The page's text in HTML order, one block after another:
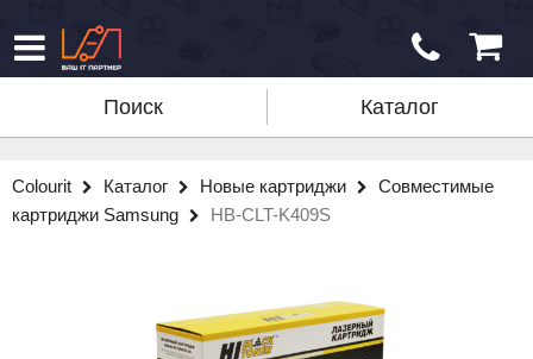
Поиск Каталог
Colourit Каталог Новые картриджи
Совместимые
картриджи Samsung
HB-CLT-K409S